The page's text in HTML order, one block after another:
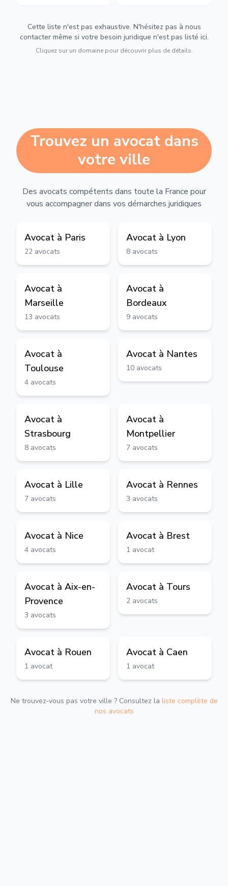
Cette liste n'est pas exhaustive. N'hésitez pas à nous
contacter même si votre besoin juridique n'est pas listé ici.
Cliquez sur un domaine pour découvrir plus de détails.
Trouvez un avocat dans
votre ville
Des avocats compétents dans toute la France pour
vous accompagner dans vos démarches juridiques
Avocat à Paris
22 avocats
Avocat à Lyon
8 avocats
Avocat à
Marseille
13 avocats
Avocat à
Bordeaux
9 avocats
Avocat à
Toulouse
4 avocats
Avocat à Nantes
10 avocats
Avocat à
Strasbourg
8 avocats
Avocat à
Montpellier
7 avocats
Avocat à Lille
7 avocats
Avocat à Rennes
3 avocats
Avocat à Nice
4 avocats
Avocat à Brest
1 avocat
Avocat à Aix-en-
Provence
3 avocats
Avocat à Tours
2 avocats
Avocat à Rouen
1 avocat
Avocat à Caen
1 avocat
Ne trouvez-vous pas votre ville ? Consultez la liste complète de
nos avocats